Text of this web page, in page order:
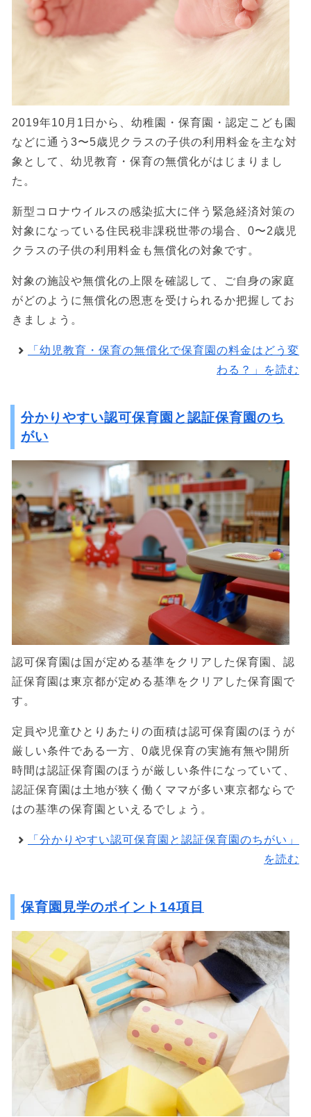
2019年10月1日から、幼稚園・保育園・認定こども園
などに通う3〜5歳児クラスの子供の利用料金を主な対
象として、幼児教育・保育の無償化がはじまりまし
た。
新型コロナウイルスの感染拡大に伴う緊急経済対策の
対象になっている住民税非課税世帯の場合、0〜2歳児
クラスの子供の利用料金も無償化の対象です。
対象の施設や無償化の上限を確認して、ご自身の家庭
がどのように無償化の恩恵を受けられるか把握してお
きましょう。
「幼児教育・保育の無償化で保育園の料金はどう変
わる？」を読む
分かりやすい認可保育園と認証保育園のち
がい
認可保育園は国が定める基準をクリアした保育園、認
証保育園は東京都が定める基準をクリアした保育園で
す。
定員や児童ひとりあたりの面積は認可保育園のほうが
厳しい条件である一方、0歳児保育の実施有無や開所
時間は認証保育園のほうが厳しい条件になっていて、
認証保育園は土地が狭く働くママが多い東京都ならで
はの基準の保育園といえるでしょう。
「分かりやすい認可保育園と認証保育園のちがい」
を読む
保育園見学のポイント14項目